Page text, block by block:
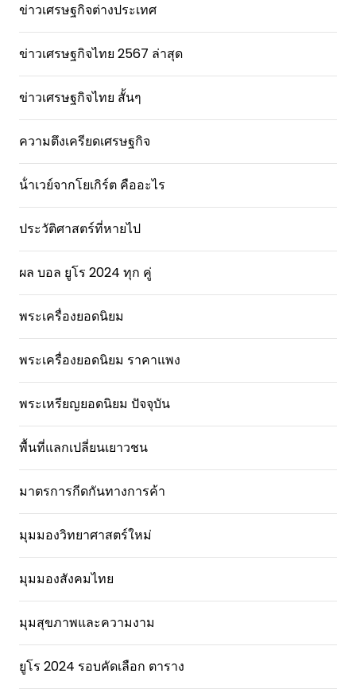
ข่าวเศรษฐกิจต่างประเทศ
ข่าวเศรษฐกิจไทย 2567 ล่าสุด
ข่าวเศรษฐกิจไทย สั้นๆ
ความตึงเครียดเศรษฐกิจ
น้ําเวย์จากโยเกิร์ต คืออะไร
ประวัติศาสตร์ที่หายไป
ผล บอล ยูโร 2024 ทุก คู่
พระเครื่องยอดนิยม
พระเครื่องยอดนิยม ราคาแพง
พระเหรียญยอดนิยม ปัจจุบัน
พื้นที่แลกเปลี่ยนเยาวชน
มาตรการกีดกันทางการค้า
มุมมองวิทยาศาสตร์ใหม่
มุมมองสังคมไทย
มุมสุขภาพและความงาม
ยูโร 2024 รอบคัดเลือก ตาราง